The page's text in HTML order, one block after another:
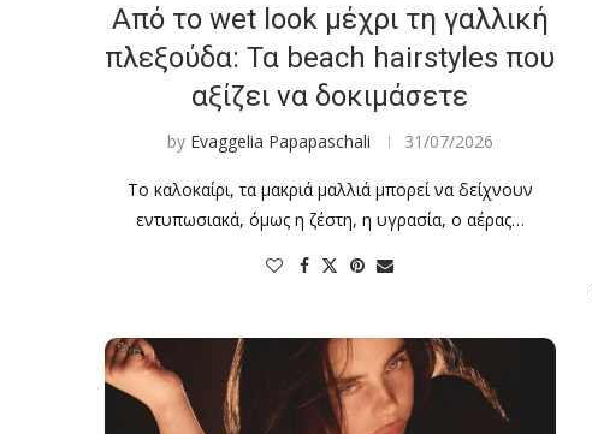
Από το wet look μέχρι τη γαλλική
πλεξούδα: Τα beach hairstyles που
αξίζει να δοκιμάσετε
by Evaggelia Papapaschali 31/07/2026
Το καλοκαίρι, τα μακριά μαλλιά μπορεί να δείχνουν
εντυπωσιακά, όμως η ζέστη, η υγρασία, ο αέρας…